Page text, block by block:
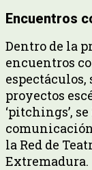
Encuentros
Dentro de la
encuentros
proyectos
‘pitchings’,
la Red de
Extremadura.